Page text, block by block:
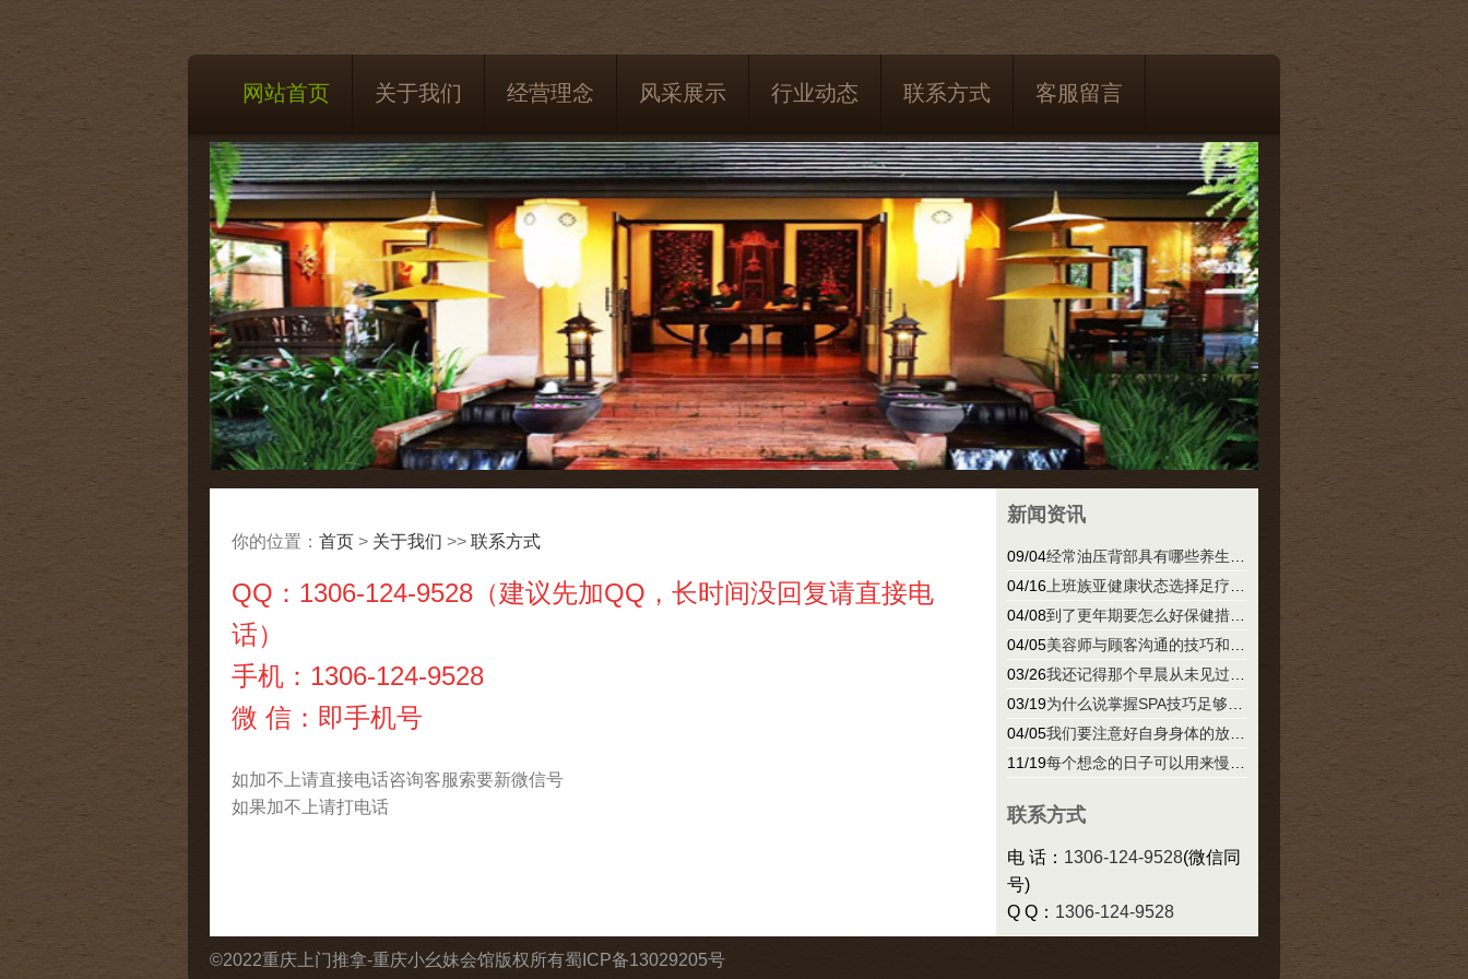
网站首页 关于我们 经营理念 风采展示 行业动态 联系方式 客服留言
你的位置： 首页 > 关于我们 >> 联系方式
QQ：1306-124-9528（建议先加QQ，长时间没回复请直接电
话）
手机：1306-124-9528
微 信：即手机号
如加不上请直接电话咨询客服索要新微信号
如果加不上请打电话
新闻资讯
09/04经常油压背部具有哪些养生方面的好处
04/16上班族亚健康状态选择足疗是一种非常好的缓解方式
04/08到了更年期要怎么好保健措施该注意的四点
04/05美容师与顾客沟通的技巧和注意事项你学会了吗
03/26我还记得那个早晨从未见过的景象出现在我眼前
03/19为什么说掌握SPA技巧足够让你变得越来越年轻？
04/05我们要注意好自身身体的放松经常让身体放松一会
11/19每个想念的日子可以用来慢慢的缝补那些过往的甜蜜
联系方式
电 话： 1306-124-9528(微信同
号)
Q Q： 1306-124-9528
©2022重庆上门推拿-重庆小幺妹会馆版权所有蜀ICP备13029205号